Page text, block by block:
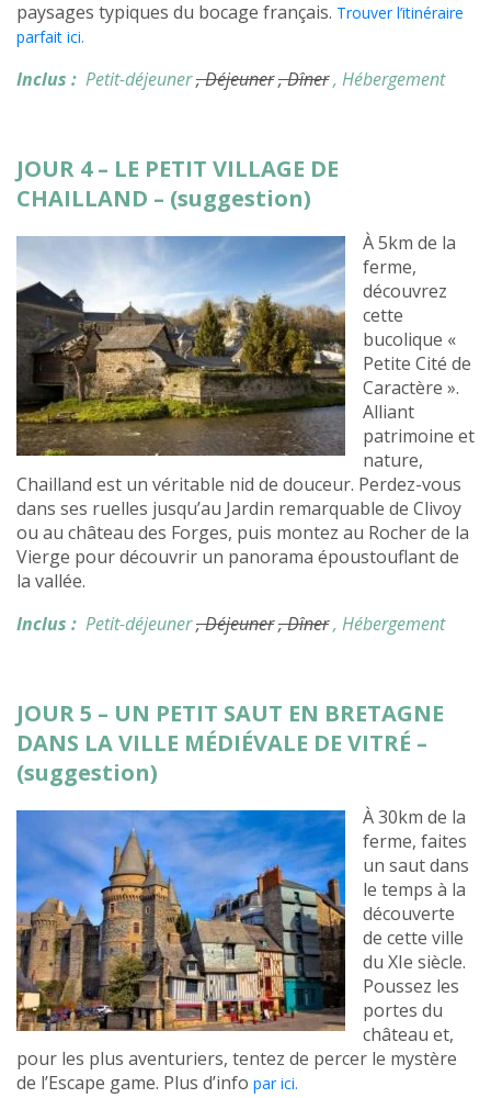
paysages typiques du bocage français. Trouver l’itinéraire
parfait ici.
Inclus : Petit-déjeuner, Déjeuner, Dîner, Hébergement
JOUR 4 – LE PETIT VILLAGE DE
CHAILLAND – (suggestion)
À 5km de la
ferme,
découvrez
cette
bucolique «
Petite Cité de
Caractère ».
Alliant
patrimoine et
nature,
Chailland est un véritable nid de douceur. Perdez-vous
dans ses ruelles jusqu’au Jardin remarquable de Clivoy
ou au château des Forges, puis montez au Rocher de la
Vierge pour découvrir un panorama époustouflant de
la vallée.
Inclus : Petit-déjeuner, Déjeuner, Dîner, Hébergement
JOUR 5 – UN PETIT SAUT EN BRETAGNE
DANS LA VILLE MÉDIÉVALE DE VITRÉ –
(suggestion)
À 30km de la
ferme, faites
un saut dans
le temps à la
découverte
de cette ville
du XIe siècle.
Poussez les
portes du
château et,
pour les plus aventuriers, tentez de percer le mystère
de l’Escape game. Plus d’info par ici.